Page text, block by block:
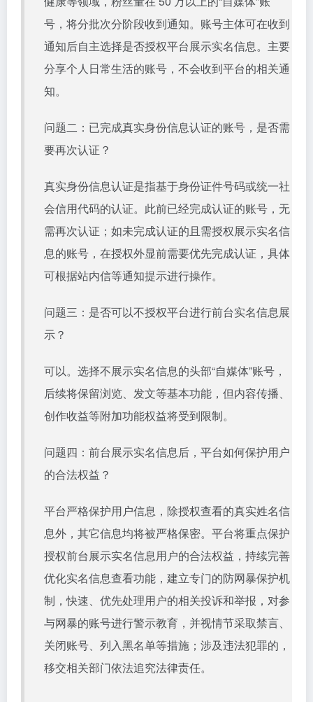
号，将分批次分阶段收到通知。账号主体可在收到
通知后自主选择是否授权平台展示实名信息。主要
分享个人日常生活的账号，不会收到平台的相关通
知。
问题二：已完成真实身份信息认证的账号，是否需
要再次认证？
真实身份信息认证是指基于身份证件号码或统一社
会信用代码的认证。此前已经完成认证的账号，无
需再次认证；如未完成认证的且需授权展示实名信
息的账号，在授权外显前需要优先完成认证，具体
可根据站内信等通知提示进行操作。
问题三：是否可以不授权平台进行前台实名信息展
示？
可以。选择不展示实名信息的头部“自媒体”账号，
后续将保留浏览、发文等基本功能，但内容传播、
创作收益等附加功能权益将受到限制。
问题四：前台展示实名信息后，平台如何保护用户
的合法权益？
平台严格保护用户信息，除授权查看的真实姓名信
息外，其它信息均将被严格保密。平台将重点保护
授权前台展示实名信息用户的合法权益，持续完善
优化实名信息查看功能，建立专门的防网暴保护机
制，快速、优先处理用户的相关投诉和举报，对参
与网暴的账号进行警示教育，并视情节采取禁言、
关闭账号、列入黑名单等措施；涉及违法犯罪的，
移交相关部门依法追究法律责任。